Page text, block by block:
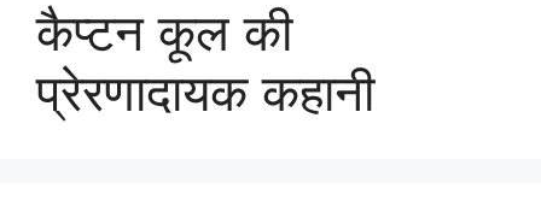
कैप्टन कूल की
प्रेरणादायक कहानी